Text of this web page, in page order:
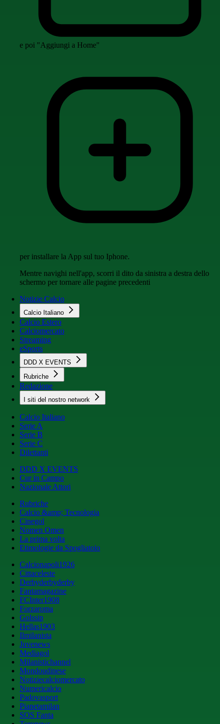
e poi "Aggiungi a Home"
per installare la App sul tuo Iphone.
Mentre navighi nell'app, scorri il dito da sinistra a destra dello
schermo per tornare alle pagine precedenti
Notizie Calcio
Calcio Italiano
Calcio Estero
Calciomercato
Streaming
eSports
DDD X EVENTS
Rubriche
Redazione
I siti del nostro network
Calcio Italiano
Serie A
Serie B
Serie C
Dilettanti
DDD X EVENTS
Cur in Campo
Nazionale Attori
Rubriche
Calcio &amp; Tecnologia
Cinegol
Nomen Omen
La prima volta
Etimologie da Spogliatoio
Calcionapoli1926
Cittaceleste
Derbyderbyderby
Fantamagazine
FCInter1908
Forzaroma
Golssip
Hellas1903
Ilmilanista
Juvenews
Mediagol
Milanistichannel
Mondoudinese
Notiziecalciomercato
Numericalcio
Padovasport
Pianetamilan
SOS Fanta